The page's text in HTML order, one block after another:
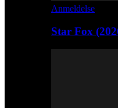
Anmeldelse
Star Fox